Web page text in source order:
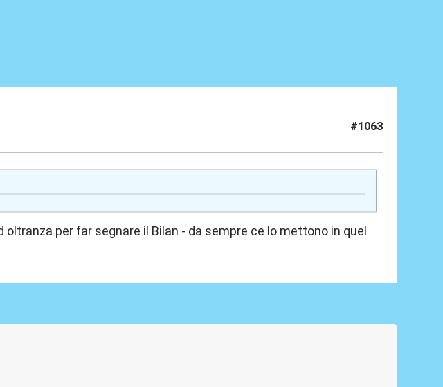
#1063
per far segnare il Bilan - da sempre ce lo mettono in quel